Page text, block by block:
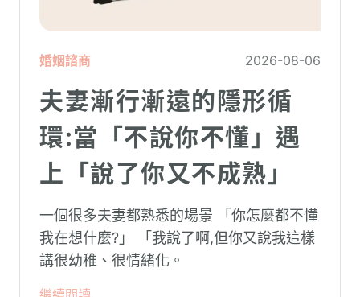
婚姻諮商 2026-08-06
夫妻漸行漸遠的隱形循
環:當「不說你不懂」遇
上「說了你又不成熟」
一個很多夫妻都熟悉的場景 「你怎麼都不懂
我在想什麼?」 「我說了啊,但你又說我這樣
講很幼稚、很情緒化。